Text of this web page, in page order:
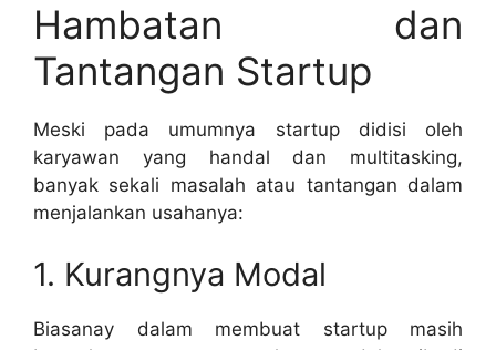
Hambatan dan
Tantangan Startup
Meski pada umumnya startup didisi oleh
karyawan yang handal dan multitasking,
banyak sekali masalah atau tantangan dalam
menjalankan usahanya:
1. Kurangnya Modal
Biasanay dalam membuat startup masih